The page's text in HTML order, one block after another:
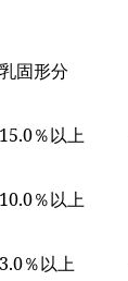
乳固形分
15.0％以上
10.0％以上
3.0％以上